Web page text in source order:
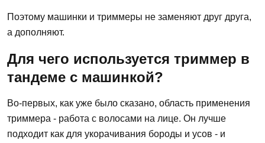
Поэтому машинки и триммеры не заменяют друг друга,
а дополняют.
Для чего используется триммер в
тандеме с машинкой?
Во-первых, как уже было сказано, область применения
триммера - работа с волосами на лице. Он лучше
подходит как для укорачивания бороды и усов - и